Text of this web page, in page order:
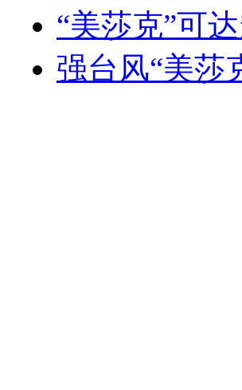
“美莎克”可
强台风“美莎